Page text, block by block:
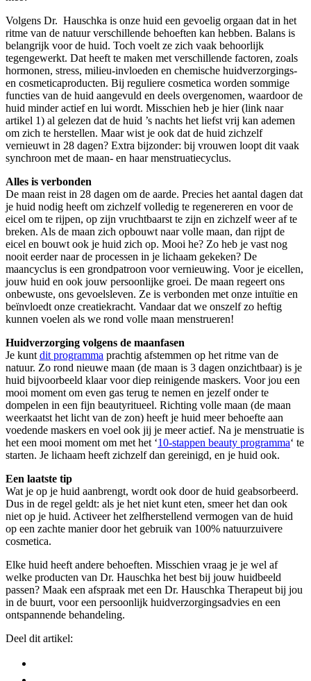
Volgens Dr. Hauschka is onze huid een gevoelig orgaan dat in het
ritme van de natuur verschillende behoeften kan hebben. Balans is
belangrijk voor de huid. Toch voelt ze zich vaak behoorlijk
tegengewerkt. Dat heeft te maken met verschillende factoren, zoals
hormonen, stress, milieu-invloeden en chemische huidverzorgings-
en cosmeticaproducten. Bij reguliere cosmetica worden sommige
functies van de huid aangevuld en deels overgenomen, waardoor de
huid minder actief en lui wordt. Misschien heb je hier (link naar
artikel 1) al gelezen dat de huid ’s nachts het liefst vrij kan ademen
om zich te herstellen. Maar wist je ook dat de huid zichzelf
vernieuwt in 28 dagen? Extra bijzonder: bij vrouwen loopt dit vaak
synchroon met de maan- en haar menstruatiecyclus.
Alles is verbonden
De maan reist in 28 dagen om de aarde. Precies het aantal dagen dat
je huid nodig heeft om zichzelf volledig te regenereren en voor de
eicel om te rijpen, op zijn vruchtbaarst te zijn en zichzelf weer af te
breken. Als de maan zich opbouwt naar volle maan, dan rijpt de
eicel en bouwt ook je huid zich op. Mooi he? Zo heb je vast nog
nooit eerder naar de processen in je lichaam gekeken? De
maancyclus is een grondpatroon voor vernieuwing. Voor je eicellen,
jouw huid en ook jouw persoonlijke groei. De maan regeert ons
onbewuste, ons gevoelsleven. Ze is verbonden met onze intuïtie en
beïnvloedt onze creatiekracht. Vandaar dat we onszelf zo heftig
kunnen voelen als we rond volle maan menstrueren!
Huidverzorging volgens de maanfasen
Je kunt dit programma prachtig afstemmen op het ritme van de
natuur. Zo rond nieuwe maan (de maan is 3 dagen onzichtbaar) is je
huid bijvoorbeeld klaar voor diep reinigende maskers. Voor jou een
mooi moment om even gas terug te nemen en jezelf onder te
dompelen in een fijn beautyritueel. Richting volle maan (de maan
weerkaatst het licht van de zon) heeft je huid meer behoefte aan
voedende maskers en voel ook jij je meer actief. Na je menstruatie is
het een mooi moment om met het ‘10-stappen beauty programma‘ te
starten. Je lichaam heeft zichzelf dan gereinigd, en je huid ook.
Een laatste tip
Wat je op je huid aanbrengt, wordt ook door de huid geabsorbeerd.
Dus in de regel geldt: als je het niet kunt eten, smeer het dan ook
niet op je huid. Activeer het zelfherstellend vermogen van de huid
op een zachte manier door het gebruik van 100% natuurzuivere
cosmetica.
Elke huid heeft andere behoeften. Misschien vraag je je wel af
welke producten van Dr. Hauschka het best bij jouw huidbeeld
passen? Maak een afspraak met een Dr. Hauschka Therapeut bij jou
in de buurt, voor een persoonlijk huidverzorgingsadvies en een
ontspannende behandeling.
Deel dit artikel: